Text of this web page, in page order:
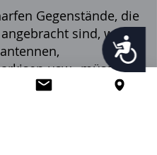
Accessibility
Gegenstände, die
sind, wie
usw., müssen
des Zeltes